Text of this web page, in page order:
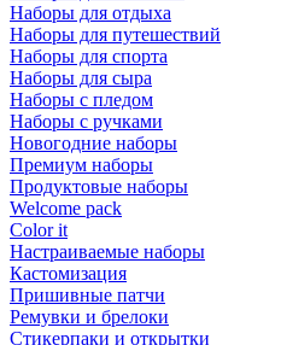
Наборы для отдыха
Наборы для путешествий
Наборы для спорта
Наборы для сыра
Наборы с пледом
Наборы с ручками
Новогодние наборы
Премиум наборы
Продуктовые наборы
Welcome pack
Color it
Настраиваемые наборы
Кастомизация
Пришивные патчи
Ремувки и брелоки
Стикерпаки и открытки